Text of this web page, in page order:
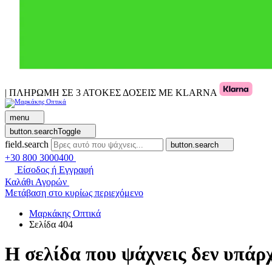
| ΠΛΗΡΩΜΗ ΣΕ 3 ΑΤΟΚΕΣ ΔΟΣΕΙΣ ΜΕ KLARNA
menu
button.searchToggle
field.search button.search
+30 800 3000400
Είσοδος ή Εγγραφή
Καλάθι Αγορών
Μετάβαση στο κυρίως περιεχόμενο
Μαρκάκης Οπτικά
Σελίδα 404
Η σελίδα που ψάχνεις δεν